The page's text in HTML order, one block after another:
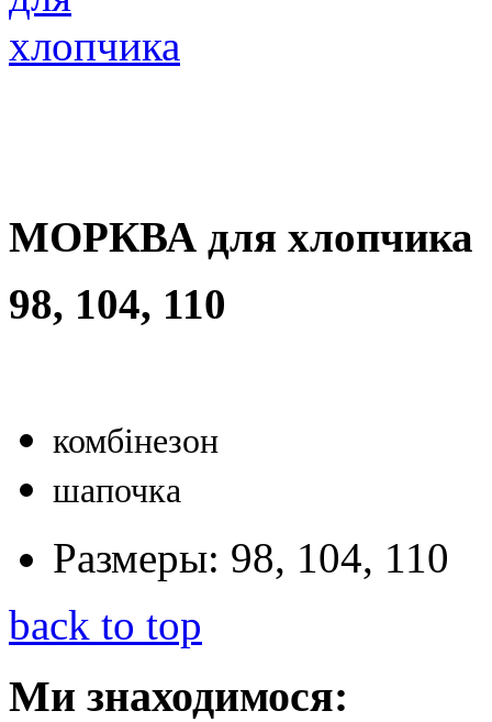
МОРКВА для хлопчика
98, 104, 110
комбінезон
шапочка
Размеры: 98, 104, 110
back to top
Ми знаходимося: